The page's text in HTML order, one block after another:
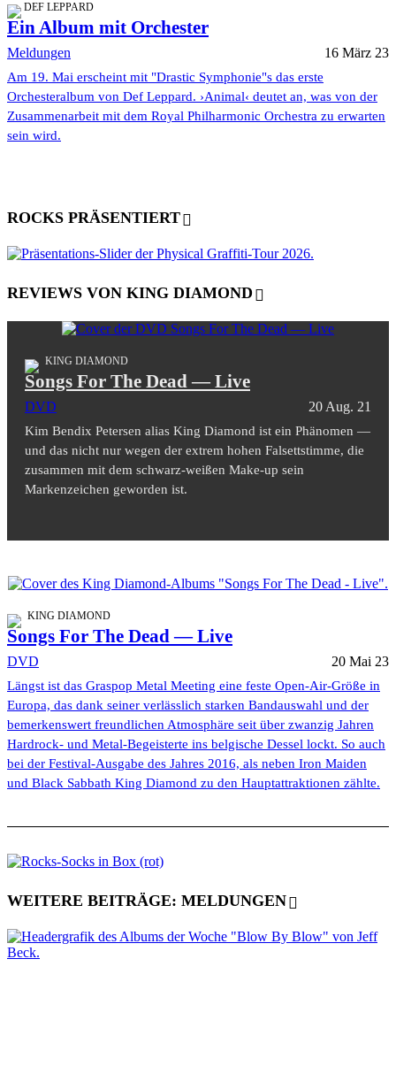
DEF LEPPARD
Ein Album mit Orchester
Meldungen 16 März 23
Am 19. Mai erscheint mit "Drastic Symphonie"s das erste
Orchesteralbum von Def Leppard. ›Animal‹ deutet an, was von der
Zusammenarbeit mit dem Royal Philharmonic Orchestra zu erwarten
sein wird.
ROCKS PRÄSENTIERT
REVIEWS VON KING DIAMOND
KING DIAMOND
Songs For The Dead — Live
DVD 20 Aug. 21
Kim Bendix Petersen alias King Diamond ist ein Phänomen —
und das nicht nur wegen der extrem hohen Falsettstimme, die
zusammen mit dem schwarz-weißen Make-up sein
Markenzeichen geworden ist.
KING DIAMOND
Songs For The Dead — Live
DVD 20 Mai 23
Längst ist das Graspop Metal Meeting eine feste Open-Air-Größe in
Europa, das dank seiner verlässlich starken Bandauswahl und der
bemerkenswert freundlichen Atmosphäre seit über zwanzig Jahren
Hardrock- und Metal-Begeisterte ins belgische Dessel lockt. So auch
bei der Festival-Ausgabe des Jahres 2016, als neben Iron Maiden
und Black Sabbath King Diamond zu den Hauptattraktionen zählte.
WEITERE BEITRÄGE: MELDUNGEN